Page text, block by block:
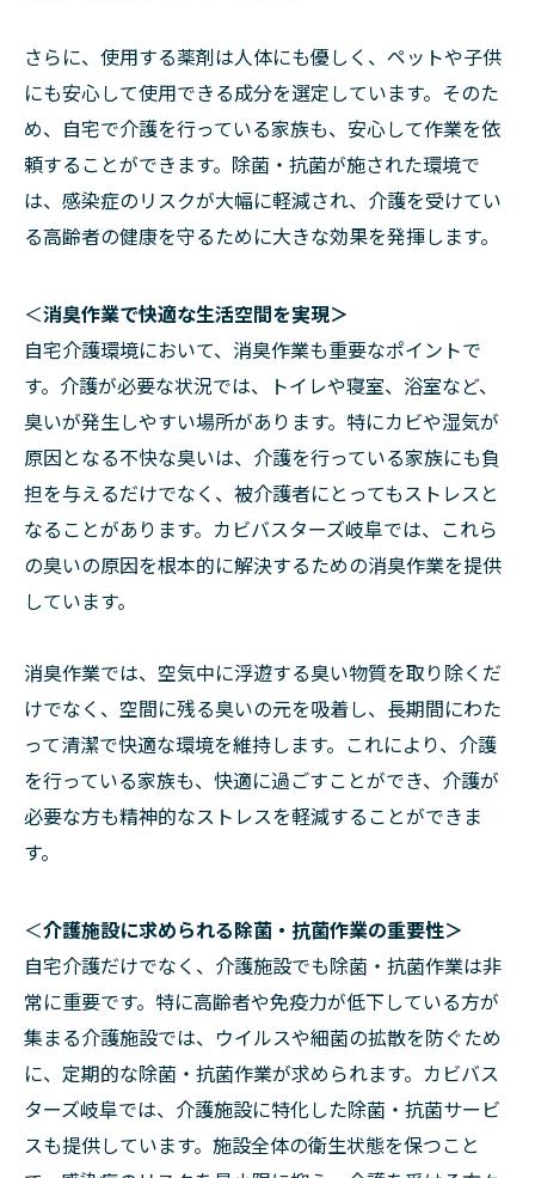
さらに、使用する薬剤は人体にも優しく、ペットや子供
にも安心して使用できる成分を選定しています。そのた
め、自宅で介護を行っている家族も、安心して作業を依
頼することができます。除菌・抗菌が施された環境で
は、感染症のリスクが大幅に軽減され、介護を受けてい
る高齢者の健康を守るために大きな効果を発揮します。
＜消臭作業で快適な生活空間を実現＞
自宅介護環境において、消臭作業も重要なポイントで
す。介護が必要な状況では、トイレや寝室、浴室など、
臭いが発生しやすい場所があります。特にカビや湿気が
原因となる不快な臭いは、介護を行っている家族にも負
担を与えるだけでなく、被介護者にとってもストレスと
なることがあります。カビバスターズ岐阜では、これら
の臭いの原因を根本的に解決するための消臭作業を提供
しています。
消臭作業では、空気中に浮遊する臭い物質を取り除くだ
けでなく、空間に残る臭いの元を吸着し、長期間にわた
って清潔で快適な環境を維持します。これにより、介護
を行っている家族も、快適に過ごすことができ、介護が
必要な方も精神的なストレスを軽減することができま
す。
＜介護施設に求められる除菌・抗菌作業の重要性＞
自宅介護だけでなく、介護施設でも除菌・抗菌作業は非
常に重要です。特に高齢者や免疫力が低下している方が
集まる介護施設では、ウイルスや細菌の拡散を防ぐため
に、定期的な除菌・抗菌作業が求められます。カビバス
ターズ岐阜では、介護施設に特化した除菌・抗菌サービ
スも提供しています。施設全体の衛生状態を保つこと